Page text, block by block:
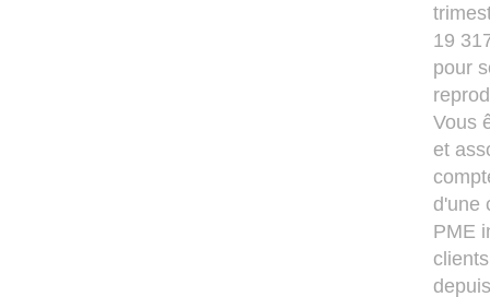
19
pour
Vous
et
d'une
PME